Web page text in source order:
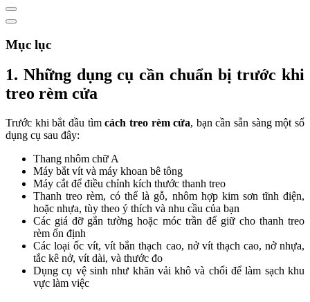
Mục lục
1. Những dụng cụ cần chuẩn bị trước khi
treo rèm cửa
Trước khi bắt đầu tìmcách treo rèm cửa, bạn cần sẵn sàng một số
dụng cụ sau đây:
Thang nhôm chữ A
Máy bắt vít và máy khoan bê tông
Máy cắt để điều chỉnh kích thước thanh treo
Thanh treo rèm, có thể là gỗ, nhôm hợp kim sơn tĩnh điện,
hoặc nhựa, tùy theo ý thích và nhu cầu của bạn
Các giá đỡ gắn tường hoặc móc trần để giữ cho thanh treo
rèm ổn định
Các loại ốc vít, vít bắn thạch cao, nở vít thạch cao, nở nhựa,
tắc kê nở, vít dài, và thước đo
Dụng cụ vệ sinh như khăn vải khô và chổi để làm sạch khu
vực làm việc